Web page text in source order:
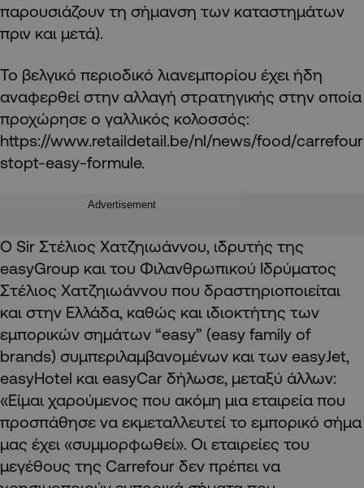
παρουσιάζουν τη σήμανση των καταστημάτων
πριν και μετά).
Το βελγικό περιοδικό λιανεμπορίου έχει ήδη
αναφερθεί στην αλλαγή στρατηγικής στην οποία
προχώρησε ο γαλλικός κολοσσός:
https://www.retaildetail.be/nl/news/food/
stopt-easy-formule.
Advertisement
Ο Sir Στέλιος Χατζηιωάννου, ιδρυτής της
easyGroup και του Φιλανθρωπικού Ιδρύματος
Στέλιος Χατζηιωάννου που δραστηριοποιείται
και στην Ελλάδα, καθώς και ιδιοκτήτης των
εμπορικών σημάτων “easy” (easy family of
brands) συμπεριλαμβανομένων και των easyJet,
easyHotel και easyCar δήλωσε, μεταξύ άλλων:
«Είμαι χαρούμενος που ακόμη μια εταιρεία που
προσπάθησε να εκμεταλλευτεί το εμπορικό σήμα
μας έχει «συμμορφωθεί». Οι εταιρείες του
μεγέθους της Carrefour δεν πρέπει να